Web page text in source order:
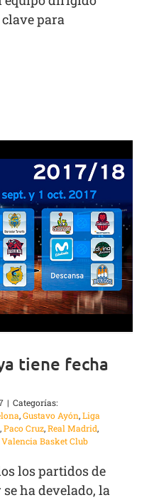
para
tiene fecha
| Categorías:
,Gustavo Ayón,Liga
,Paco Cruz,Real Madrid,
Valencia Basket Club
los partidos de
ha develado, la